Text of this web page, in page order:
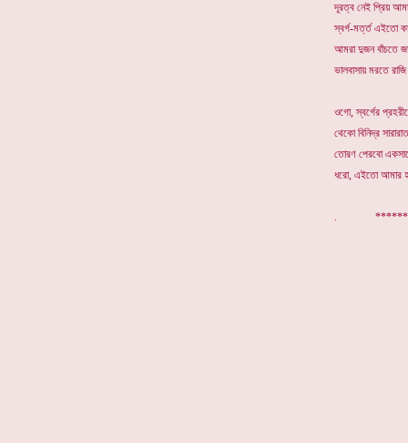
দূরত্ব নেই প্রিয়
স্বর্গ-মর্ত্ত এইতো
আমরা দুজন বাঁচতে
ভালবাসায় মরতে
ওগো, স্বর্গের
থেকো বিনিদ্র সারারাত
তোরণ পেরবো
ধরো, এইতো আমার
.